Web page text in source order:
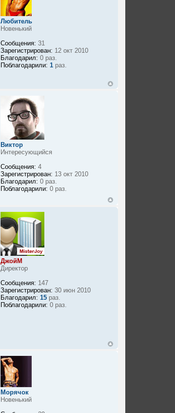
Любитель
Новенький
Сообщения: 31
Зарегистрирован: 12 окт 2010
Благодарил: 0 раз.
Поблагодарили: 1 раз.
Виктор
Интересующийся
Сообщения: 4
Зарегистрирован: 13 окт 2010
Благодарил: 0 раз.
Поблагодарили: 0 раз.
ДжойМ
Директор
Сообщения: 147
Зарегистрирован: 30 июн 2010
Благодарил: 15 раз.
Поблагодарили: 0 раз.
Морячок
Новенький